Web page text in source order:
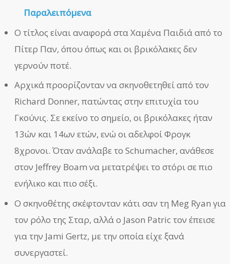
Παραλειπόμενα
Ο τίτλος είναι αναφορά στα Χαμένα Παιδιά από το
Πίτερ Παν, όπου όπως και οι βρικόλακες δεν
γερνούν ποτέ.
Αρχικά προορίζονταν να σκηνοθετηθεί από τον
Richard Donner, πατώντας στην επιτυχία του
Γκούνις. Σε εκείνο το σημείο, οι βρικόλακες ήταν
13ών και 14ων ετών, ενώ οι αδελφοί Φρογκ
8χρονοι. Όταν ανάλαβε το Schumacher, ανάθεσε
στον Jeffrey Boam να μετατρέψει το στόρι σε πιο
ενήλικο και πιο σέξι.
Ο σκηνοθέτης σκέφτονταν κάτι σαν τη Meg Ryan για
τον ρόλο της Σταρ, αλλά ο Jason Patric τον έπεισε
για την Jami Gertz, με την οποία είχε ξανά
συνεργαστεί.